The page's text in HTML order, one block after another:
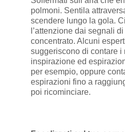
polmoni. Sentila
scendere lungo la gola.
l’attenzione dai segnali
concentrato. Alcuni
suggeriscono di contare i
inspirazione ed
per esempio, oppure
espirazioni fino a
poi ricominciare.